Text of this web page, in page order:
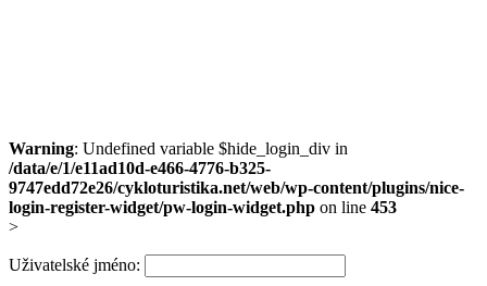
Warning: Undefined variable $hide_login_div in
/data/e/1/e11ad10d-e466-4776-b325-
9747edd72e26/cykloturistika.net/web/wp-content/plugins/nice-
login-register-widget/pw-login-widget.php on line 453
>
Uživatelské jméno: